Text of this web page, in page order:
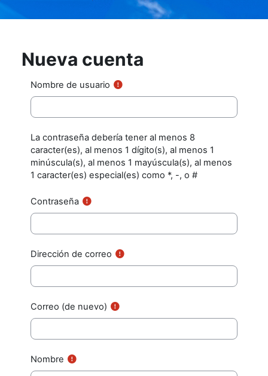
Salta al contenido principal
Nueva cuenta
Nombre de usuario
La contraseña debería tener al menos 8
caracter(es), al menos 1 dígito(s), al menos 1
minúscula(s), al menos 1 mayúscula(s), al menos
1 caracter(es) especial(es) como *, -, o #
Contraseña
Dirección de correo
Correo (de nuevo)
Nombre